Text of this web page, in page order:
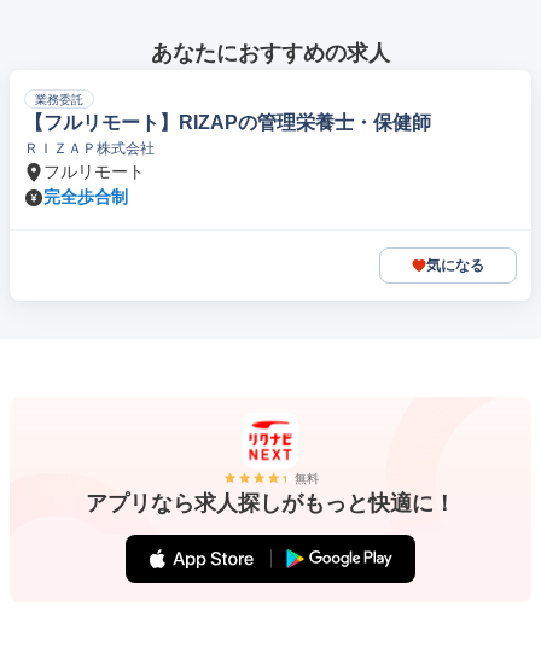
あなたにおすすめの求人
業務委託
【フルリモート】RIZAPの管理栄養士・保健師
ＲＩＺＡＰ株式会社
フルリモート
完全歩合制
気になる
無料
アプリなら求人探しがもっと快適に！